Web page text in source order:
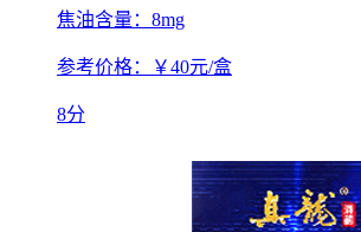
焦油含量： 8mg
参考价格： ￥40元/盒
8分